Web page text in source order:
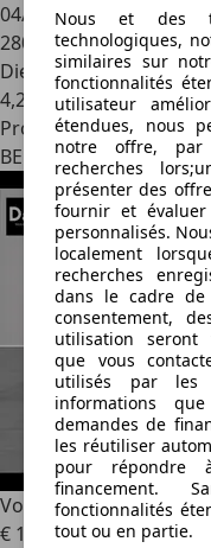
Nous et des
technologiques,
similaires sur
fonctionnalités
utilisateur
étendues, nous
notre offre, par
recherches
présenter des
fournir et
personnalisés.
localement
recherches
dans le cadre de
consentement,
utilisation seront
que vous
utilisés par les
informations
demandes de
les réutiliser
pour répondre
financement.
fonctionnalités
tout ou en partie.
04/2010
280 515 km
Diesel
4,2 l/100 km (mixte)
Professionnel
BE 1910
Volkswagen Beetle
€ 11 990